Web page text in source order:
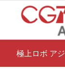
極上ロボ ア